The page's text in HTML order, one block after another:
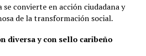
convierte en acción ciudadana y
de la transformación social.
diversa y con sello caribeño